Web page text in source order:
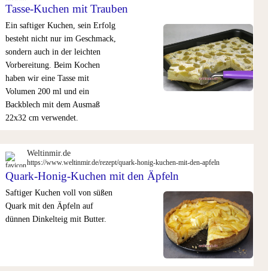
Tasse-Kuchen mit Trauben
Ein saftiger Kuchen, sein Erfolg
besteht nicht nur im Geschmack,
sondern auch in der leichten
Vorbereitung. Beim Kochen
haben wir eine Tasse mit
Volumen 200 ml und ein
Backblech mit dem Ausmaß
22x32 cm verwendet.
Weltinmir.de
https://www.weltinmir.de/rezept/quark-honig-kuchen-mit-den-apfeln
Quark-Honig-Kuchen mit den Äpfeln
Saftiger Kuchen voll von süßen
Quark mit den Äpfeln auf
dünnen Dinkelteig mit Butter.